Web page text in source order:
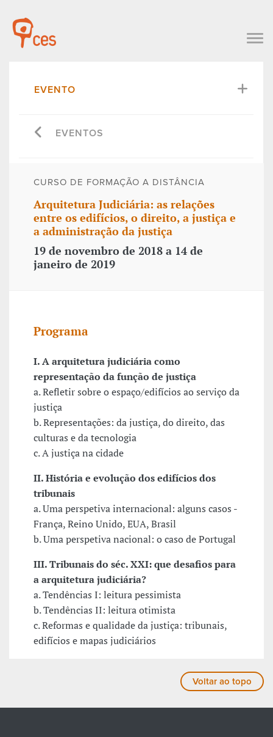
EVENTO
EVENTOS
CURSO DE FORMAÇÃO A DISTÂNCIA
Arquitetura Judiciária: as relações
entre os edifícios, o direito, a justiça e
a administração da justiça
19 de novembro de 2018 a 14 de
janeiro de 2019
Programa
I. A arquitetura judiciária como
representação da função de justiça
a. Refletir sobre o espaço/edifícios ao serviço da
justiça
b. Representações: da justiça, do direito, das
culturas e da tecnologia
c. A justiça na cidade
II. História e evolução dos edifícios dos
tribunais
a. Uma perspetiva internacional: alguns casos -
França, Reino Unido, EUA, Brasil
b. Uma perspetiva nacional: o caso de Portugal
III. Tribunais do séc. XXI: que desafios para
a arquitetura judiciária?
a. Tendências I: leitura pessimista
b. Tendências II: leitura otimista
c. Reformas e qualidade da justiça: tribunais,
edifícios e mapas judiciários
Voltar ao topo